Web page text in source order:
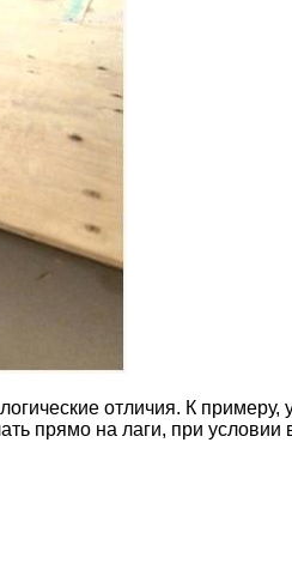
отличия. К
прямо на лаги, при условии